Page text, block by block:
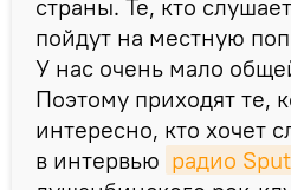
страны. Те, кто
пойдут на местную
У нас очень мало
Поэтому приходят те,
интересно, кто хочет
в интервью радио